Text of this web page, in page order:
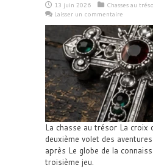
13 juin 2026
Chasses au
Laisser un commentaire
La chasse au trésor La croix
deuxième volet des
après Le globe de la
troisième jeu.